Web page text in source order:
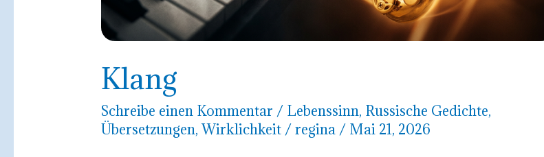
Klang
Schreibe einen Kommentar / Lebenssinn, Russische Gedichte,
Übersetzungen,Wirklichkeit/regina / Mai 21, 2026